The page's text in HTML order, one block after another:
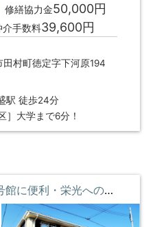
修繕協力金50,000円
介手数料39,600円
田村町徳定字下河原194
駅 徒歩24分
］大学まで6分！
【サクセス・パスⅡ】70号館に便利・栄光への架け橋 **即入居募集中**